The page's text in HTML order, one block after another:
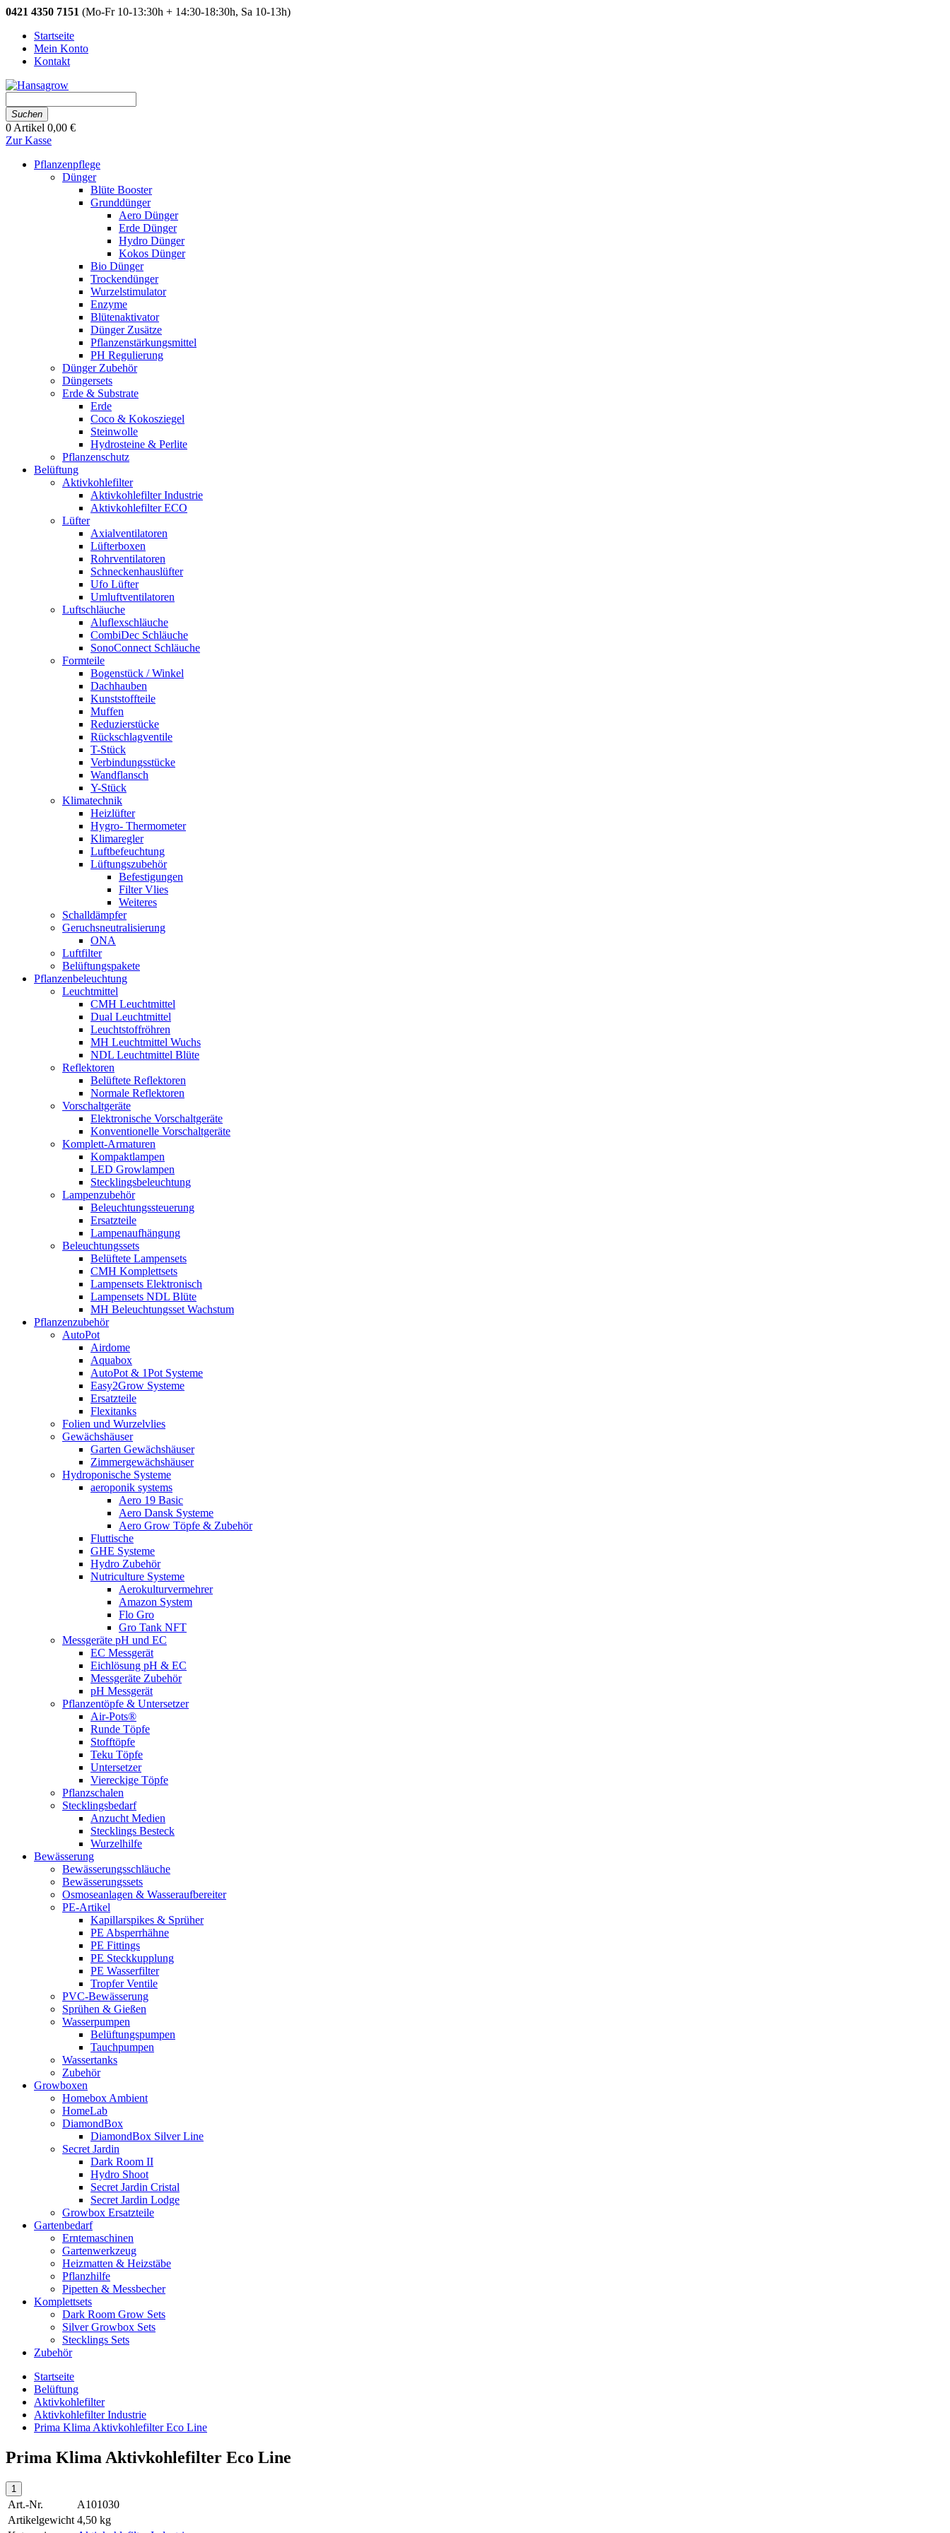
0421 4350 7151 (Mo-Fr 10-13:30h + 14:30-18:30h, Sa 10-13h)
Startseite
Mein Konto
Kontakt
Suchen
0 Artikel 0,00 €
Zur Kasse
Pflanzenpflege
Dünger
Blüte Booster
Grunddünger
Aero Dünger
Erde Dünger
Hydro Dünger
Kokos Dünger
Bio Dünger
Trockendünger
Wurzelstimulator
Enzyme
Blütenaktivator
Dünger Zusätze
Pflanzenstärkungsmittel
PH Regulierung
Dünger Zubehör
Düngersets
Erde & Substrate
Erde
Coco & Kokosziegel
Steinwolle
Hydrosteine & Perlite
Pflanzenschutz
Belüftung
Aktivkohlefilter
Aktivkohlefilter Industrie
Aktivkohlefilter ECO
Lüfter
Axialventilatoren
Lüfterboxen
Rohrventilatoren
Schneckenhauslüfter
Ufo Lüfter
Umluftventilatoren
Luftschläuche
Aluflexschläuche
CombiDec Schläuche
SonoConnect Schläuche
Formteile
Bogenstück / Winkel
Dachhauben
Kunststoffteile
Muffen
Reduzierstücke
Rückschlagventile
T-Stück
Verbindungsstücke
Wandflansch
Y-Stück
Klimatechnik
Heizlüfter
Hygro- Thermometer
Klimaregler
Luftbefeuchtung
Lüftungszubehör
Befestigungen
Filter Vlies
Weiteres
Schalldämpfer
Geruchsneutralisierung
ONA
Luftfilter
Belüftungspakete
Pflanzenbeleuchtung
Leuchtmittel
CMH Leuchtmittel
Dual Leuchtmittel
Leuchtstoffröhren
MH Leuchtmittel Wuchs
NDL Leuchtmittel Blüte
Reflektoren
Belüftete Reflektoren
Normale Reflektoren
Vorschaltgeräte
Elektronische Vorschaltgeräte
Konventionelle Vorschaltgeräte
Komplett-Armaturen
Kompaktlampen
LED Growlampen
Stecklingsbeleuchtung
Lampenzubehör
Beleuchtungssteuerung
Ersatzteile
Lampenaufhängung
Beleuchtungssets
Belüftete Lampensets
CMH Komplettsets
Lampensets Elektronisch
Lampensets NDL Blüte
MH Beleuchtungsset Wachstum
Pflanzenzubehör
AutoPot
Airdome
Aquabox
AutoPot & 1Pot Systeme
Easy2Grow Systeme
Ersatzteile
Flexitanks
Folien und Wurzelvlies
Gewächshäuser
Garten Gewächshäuser
Zimmergewächshäuser
Hydroponische Systeme
aeroponik systems
Aero 19 Basic
Aero Dansk Systeme
Aero Grow Töpfe & Zubehör
Fluttische
GHE Systeme
Hydro Zubehör
Nutriculture Systeme
Aerokulturvermehrer
Amazon System
Flo Gro
Gro Tank NFT
Messgeräte pH und EC
EC Messgerät
Eichlösung pH & EC
Messgeräte Zubehör
pH Messgerät
Pflanzentöpfe & Untersetzer
Air-Pots®
Runde Töpfe
Stofftöpfe
Teku Töpfe
Untersetzer
Viereckige Töpfe
Pflanzschalen
Stecklingsbedarf
Anzucht Medien
Stecklings Besteck
Wurzelhilfe
Bewässerung
Bewässerungsschläuche
Bewässerungssets
Osmoseanlagen & Wasseraufbereiter
PE-Artikel
Kapillarspikes & Sprüher
PE Absperrhähne
PE Fittings
PE Steckkupplung
PE Wasserfilter
Tropfer Ventile
PVC-Bewässerung
Sprühen & Gießen
Wasserpumpen
Belüftungspumpen
Tauchpumpen
Wassertanks
Zubehör
Growboxen
Homebox Ambient
HomeLab
DiamondBox
DiamondBox Silver Line
Secret Jardin
Dark Room II
Hydro Shoot
Secret Jardin Cristal
Secret Jardin Lodge
Growbox Ersatzteile
Gartenbedarf
Erntemaschinen
Gartenwerkzeug
Heizmatten & Heizstäbe
Pflanzhilfe
Pipetten & Messbecher
Komplettsets
Dark Room Grow Sets
Silver Growbox Sets
Stecklings Sets
Zubehör
Startseite
Belüftung
Aktivkohlefilter
Aktivkohlefilter Industrie
Prima Klima Aktivkohlefilter Eco Line
Prima Klima Aktivkohlefilter Eco Line
Art.-Nr.
A101030
Artikelgewicht 4,50 kg